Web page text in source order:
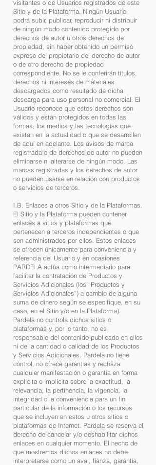
visitantes o de Usuarios registrados de este
Sitio y de la Plataforma. Ningún Usuario
podrá subir, publicar, reproducir ni distribuir
de ningún modo contenido protegido por
derechos de autor u otros derechos de
propiedad, sin haber obtenido un permiso
expreso del propietario del derecho de autor
o de otro derecho de propiedad
correspondiente. No se le conferirán títulos,
derechos ni intereses de materiales
descargados como resultado de dicha
descarga para uso personal no comercial. El
Usuario reconoce que estos derechos son
válidos y están protegidos en todas las
formas, los medios y las tecnologías que
existan en la actualidad o que se desarrollen
de aquí en adelante. Los avisos de marca
registrada o de derechos de autor no pueden
eliminarse ni alterarse de ningún modo. Las
marcas registradas y los derechos de autor
no pueden usarse en relación con productos
o servicios de terceros.
I.B. Enlaces a otros Sitio y de la Plataformas.
El Sitio y la Plataforma pueden contener
enlaces a sitios y plataformas que
pertenecen a terceros independientes o que
son administrados por ellos. Estos enlaces
se ofrecen únicamente para conveniencia y
referencia del Usuario y en ocasiones
PARDELA actúa como intermediario para
facilitar la contratación de Productos y
Servicios Adicionales (los “Productos y
Servicios Adicionales”) a cambio de alguna
suma de dinero según se especifique, en su
caso, en el Sitio y/o en la Plataforma).
Pardela no controla dichos sitios o
plataformas y, por lo tanto, no es
responsable del contenido publicado en ellos
ni de la cantidad o calidad de los Productos
y Servicios Adicionales. Pardela no tiene
control, no ofrece garantías y rechaza
cualquier manifestación o garantía en forma
explícita o implícita sobre la exactitud, la
relevancia, la pertinencia, la vigencia, la
integridad o la conveniencia para un fin
particular de la información o los recursos
que se incluyen en estos u otros sitios o
plataformas de Internet. Pardela se reserva el
derecho de cancelar y/o deshabilitar dichos
enlaces en cualquier momento. El hecho de
que mostremos dichos enlaces no debe
interpretarse como un aval, fianza, garantía,